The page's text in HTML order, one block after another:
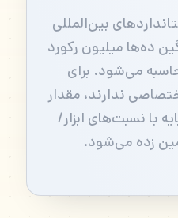
بین‌المللی
ده‌ها میلیون رکورد
می‌شود. برای
ندارند، مقدار
با نسبت‌های ابزار/
زده می‌شود.